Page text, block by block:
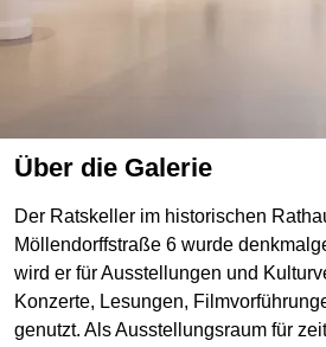
Über die Galerie
Der Ratskeller im historischen
Möllendorffstraße 6 wurde
wird er für Ausstellungen und
Konzerte, Lesungen,
genutzt. Als Ausstellungsraum für